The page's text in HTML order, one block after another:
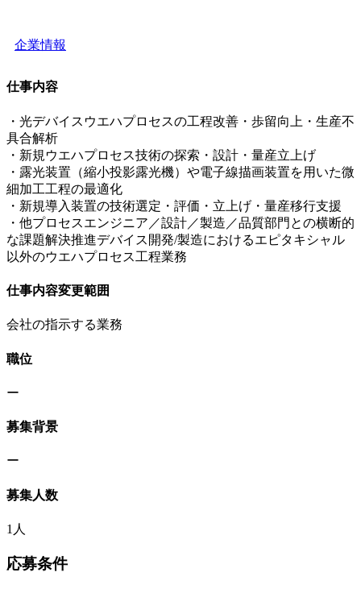
企業情報
仕事内容
・光デバイスウエハプロセスの工程改善・歩留向上・生産不
具合解析
・新規ウエハプロセス技術の探索・設計・量産立上げ
・露光装置（縮小投影露光機）や電子線描画装置を用いた微
細加工工程の最適化
・新規導入装置の技術選定・評価・立上げ・量産移行支援
・他プロセスエンジニア／設計／製造／品質部門との横断的
な課題解決推進デバイス開発/製造におけるエピタキシャル
以外のウエハプロセス工程業務
仕事内容変更範囲
会社の指示する業務
職位
ー
募集背景
ー
募集人数
1人
応募条件